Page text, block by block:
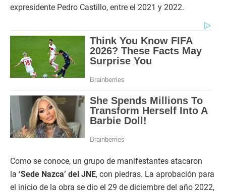
expresidente Pedro Castillo, entre el 2021 y 2022.
Como se conoce, un grupo de manifestantes atacaron
la ‘Sede Nazca’ del JNE, con piedras. La aprobación para
el inicio de la obra se dio el 29 de diciembre del año 2022,